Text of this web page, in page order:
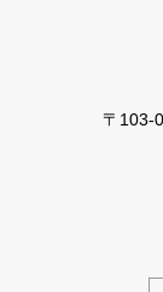
〒103-